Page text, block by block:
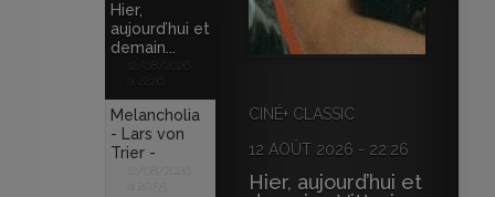
Hier,
aujourd’hui et
demain...
12/08/2026
à 22:26
Melancholia
- Lars von
Trier -
CINÉ+ CLASSIC
12 AOÛT 2026 - 22:26
Hier, aujourd’hui et